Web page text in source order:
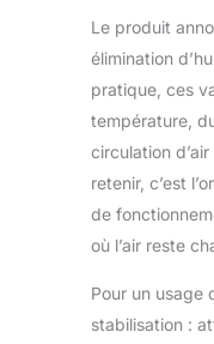
DE
livré
C'est
car
Le produit
élimination
pratique, ces
température,
circulation
retenir, c’est
de
où l’air reste
Pour un usage
stabilisation :